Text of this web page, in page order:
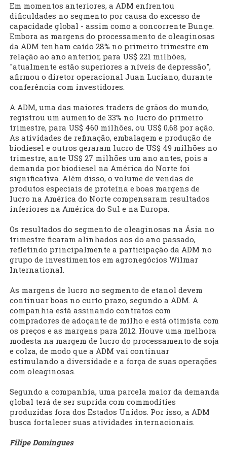
Em momentos anteriores, a ADM enfrentou
dificuldades no segmento por causa do excesso de
capacidade global - assim como a concorrente Bunge.
Embora as margens do processamento de oleaginosas
da ADM tenham caído 28% no primeiro trimestre em
relação ao ano anterior, para US$ 221 milhões,
"atualmente estão superiores a níveis de depressão",
afirmou o diretor operacional Juan Luciano, durante
conferência com investidores.
A ADM, uma das maiores traders de grãos do mundo,
registrou um aumento de 33% no lucro do primeiro
trimestre, para US$ 460 milhões, ou US$ 0,68 por ação.
As atividades de refinação, embalagem e produção de
biodiesel e outros geraram lucro de US$ 49 milhões no
trimestre, ante US$ 27 milhões um ano antes, pois a
demanda por biodiesel na América do Norte foi
significativa. Além disso, o volume de vendas de
produtos especiais de proteína e boas margens de
lucro na América do Norte compensaram resultados
inferiores na América do Sul e na Europa.
Os resultados do segmento de oleaginosas na Ásia no
trimestre ficaram alinhados aos do ano passado,
refletindo principalmente a participação da ADM no
grupo de investimentos em agronegócios Wilmar
International.
As margens de lucro no segmento de etanol devem
continuar boas no curto prazo, segundo a ADM. A
companhia está assinando contratos com
compradores de adoçante de milho e está otimista com
os preços e as margens para 2012. Houve uma melhora
modesta na margem de lucro do processamento de soja
e colza, de modo que a ADM vai continuar
estimulando a diversidade e a força de suas operações
com oleaginosas.
Segundo a companhia, uma parcela maior da demanda
global terá de ser suprida com commodities
produzidas fora dos Estados Unidos. Por isso, a ADM
busca fortalecer suas atividades internacionais.
Filipe Domingues